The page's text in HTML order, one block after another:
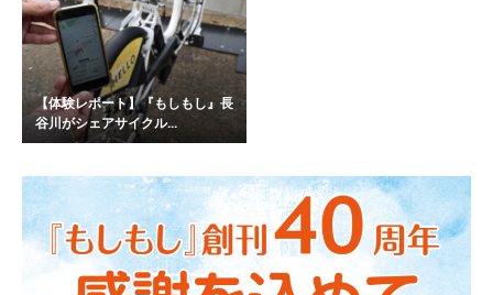
【体験レポート】『もしもし』長
谷川がシェアサイクル...